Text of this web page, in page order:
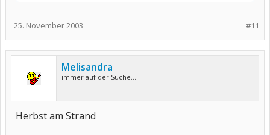
#11
25. November 2003
Melisandra
immer auf der Suche...
Herbst am Strand